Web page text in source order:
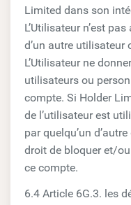
Limited dans son
L’Utilisateur n’est
d’un autre utilisateur
L’Utilisateur ne
utilisateurs ou
compte. Si Holder
de l’utilisateur est
par quelqu’un
droit de bloquer et/
ce compte.
6.4 Article 6G.3. les